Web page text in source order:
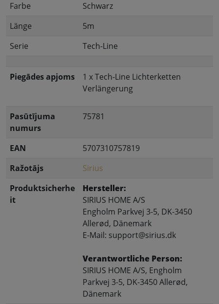
Farbe
Schwarz
Länge
5m
Serie
Tech-Line
Piegādes apjoms
1 x Tech-Line Lichterketten
Verlängerung
Pasūtījuma
numurs
75781
EAN
5707310757819
Ražotājs
Sirius
Produktsicherhe
it
Hersteller:
SIRIUS HOME A/S
Engholm Parkvej 3-5, DK-3450
Allerød, Dänemark
E-Mail: support@sirius.dk
Verantwortliche Person:
SIRIUS HOME A/S, Engholm
Parkvej 3-5, DK-3450 Allerød,
Dänemark